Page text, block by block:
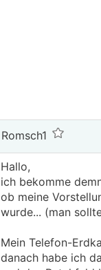
Romsch1
Hallo,
ich bekomme
ob meine
wurde... (man
Mein Telefon-
danach habe ich